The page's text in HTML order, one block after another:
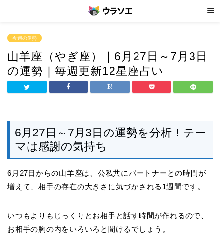
今週の運勢
山羊座（やぎ座）｜6月27日～7月3日
の運勢｜毎週更新12星座占い
6月27日～7月3日の運勢を分析！テー
マは感謝の気持ち
6月27日からの山羊座は、公私共にパートナーとの時間が
増えて、相手の存在の大きさに気づかされる1週間です。
いつもよりもじっくりとお相手と話す時間が作れるので、
お相手の胸の内をいろいろと聞けるでしょう。